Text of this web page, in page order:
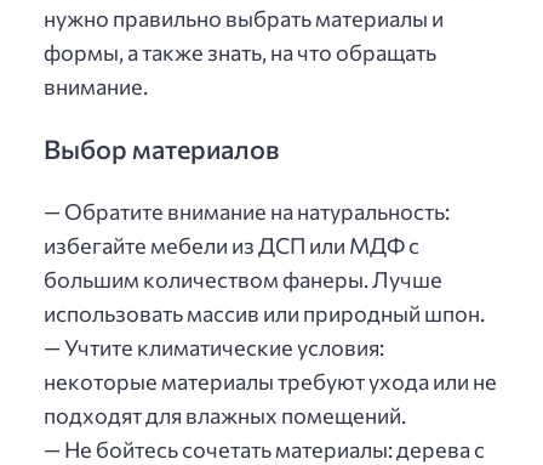
нужно правильно выбрать материалы и
формы, а также знать, на что обращать
внимание.
Выбор материалов
— Обратите внимание на натуральность:
избегайте мебели из ДСП или МДФ с
большим количеством фанеры. Лучше
использовать массив или природный шпон.
— Учтите климатические условия:
некоторые материалы требуют ухода или не
подходят для влажных помещений.
— Не бойтесь сочетать материалы: дерева с